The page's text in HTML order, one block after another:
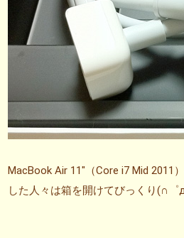
MacBook Air 11″（Core i7 Mid 2011
した人々は箱を開けてびっくり(∩゜